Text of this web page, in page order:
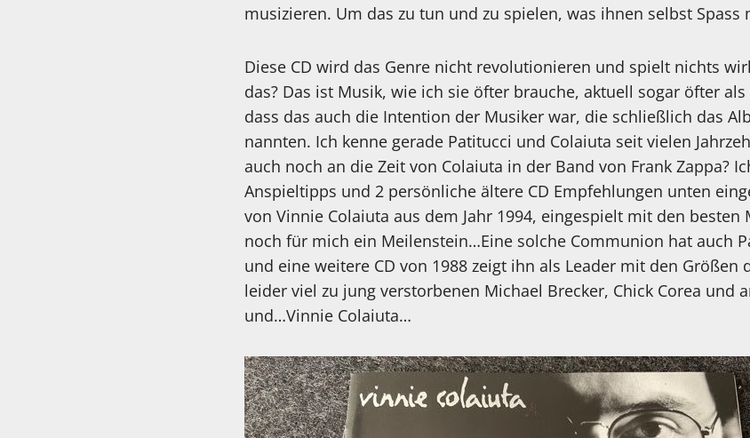
musizieren. Um das zu tun und zu spielen, was ihnen selbst Spass
Diese CD wird das Genre nicht revolutionieren und spielt nichts
das? Das ist Musik, wie ich sie öfter brauche, aktuell sogar öfter
dass das auch die Intention der Musiker war, die schließlich das
nannten. Ich kenne gerade Patitucci und Colaiuta seit vielen
auch noch an die Zeit von Colaiuta in der Band von Frank Zappa?
Anspieltipps und 2 persönliche ältere CD Empfehlungen unten
von Vinnie Colaiuta aus dem Jahr 1994, eingespielt mit den
noch für mich ein Meilenstein…Eine solche Communion hat auch
und eine weitere CD von 1988 zeigt ihn als Leader mit den Größen
leider viel zu jung verstorbenen Michael Brecker, Chick Corea und
und…Vinnie Colaiuta…